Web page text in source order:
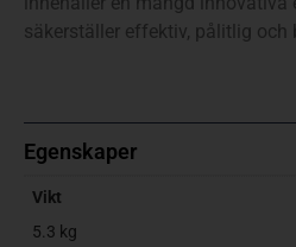
säkerställer effektiv, pålitlig och
Egenskaper
Vikt
5.3 kg